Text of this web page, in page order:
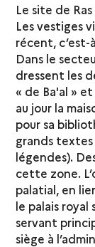
Le site de
Les vestiges
récent,
Dans le
dressent les
« de Ba'al »
au jour la
pour sa
grands
légendes).
cette zone.
palatial, en
le palais royal
servant
siège à